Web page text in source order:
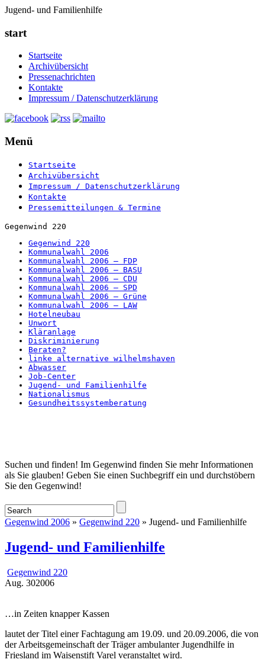
Jugend- und Familienhilfe
start
Startseite
Archivübersicht
Pressenachrichten
Kontakte
Impressum / Datenschutzerklärung
Menü
Startseite
Archivübersicht
Impressum / Datenschutzerklärung
Kontakte
Pressemitteilungen & Termine
Gegenwind 220
Gegenwind 220
Kommunalwahl 2006
Kommunalwahl 2006 – FDP
Kommunalwahl 2006 – BASU
Kommunalwahl 2006 – CDU
Kommunalwahl 2006 – SPD
Kommunalwahl 2006 – Grüne
Kommunalwahl 2006 – LAW
Hotelneubau
Unwort
Kläranlage
Diskriminierung
Beraten?
linke alternative wilhelmshaven
Abwasser
Job-Center
Jugend- und Familienhilfe
Nationalismus
Gesundheitssystemberatung
Startseite
Suchen und finden! Im Gegenwind finden Sie mehr Informationen
als Sie glauben! Geben Sie einen Suchbegriff ein und durchstöbern
Sie den Gegenwind!
Gegenwind 2006 » Gegenwind 220 » Jugend- und Familienhilfe
Jugend- und Familienhilfe
Gegenwind 220
Aug. 302006
…in Zeiten knapper Kassen
lautet der Titel einer Fachtagung am 19.09. und 20.09.2006, die von
der Arbeitsgemeinschaft der Träger ambulanter Jugendhilfe in
Friesland im Waisenstift Varel veranstaltet wird.